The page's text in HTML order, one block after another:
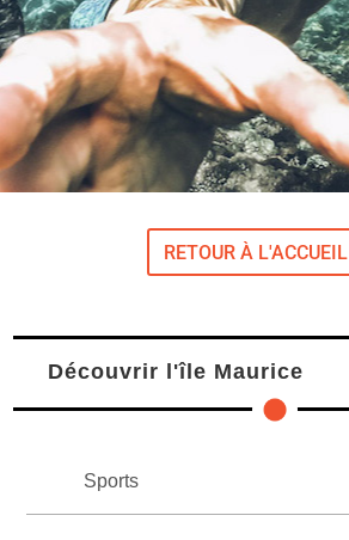
RETOUR À L'ACCUEIL
Découvrir l'île Maurice
Sports